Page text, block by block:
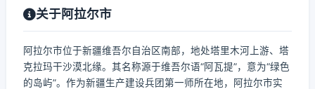
关于阿拉尔市
阿拉尔市位于新疆维吾尔自治区南部，地处塔里木河上游、塔
克拉玛干沙漠北缘。其名称源于维吾尔语“阿瓦提”，意为“绿色
的岛屿”。作为新疆生产建设兵团第一师所在地，阿拉尔市实